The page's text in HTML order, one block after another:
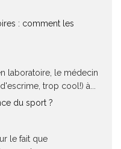
: comment les
laboratoire, le médecin
trop cool!) à...
du sport ?
le fait que